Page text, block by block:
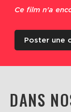
Ce film n'a
Poster une
DANS